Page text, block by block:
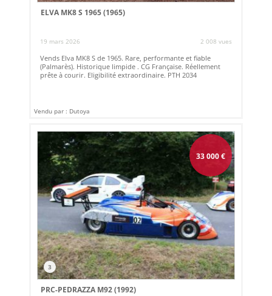
ELVA MK8 S 1965 (1965)
19 mars 2026 2 008 vues
Vends Elva MK8 S de 1965. Rare, performante et fiable
(Palmarès). Historique limpide . CG Française. Réellement
prête à courir. Eligibilité extraordinaire. PTH 2034
Vendu par : Dutoya
33 000€
3
PRC-PEDRAZZA M92 (1992)